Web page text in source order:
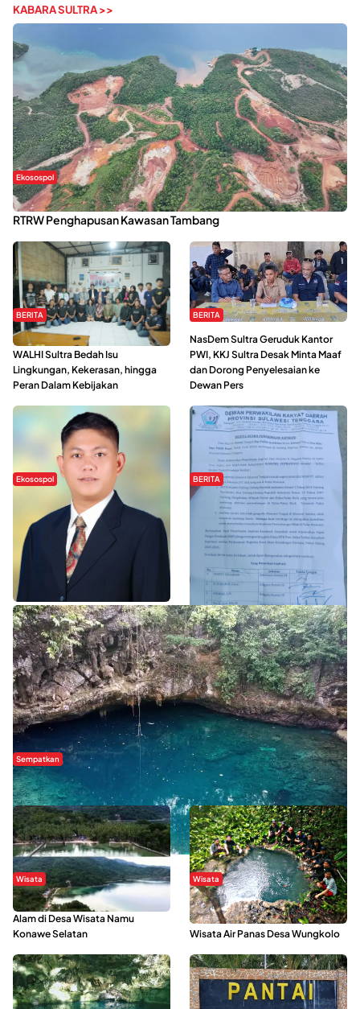
KABARA SULTRA >>
Ekosospol
Kabaena Menanti Kepastian Pemulihan Lingkungan Usai Revisi
RTRW Penghapusan Kawasan Tambang
BERITA
Refleksi Gerakan Perempuan,
WALHI Sultra Bedah Isu
Lingkungan, Kekerasan, hingga
Peran Dalam Kebijakan
BERITA
NasDem Sultra Geruduk Kantor
PWI, KKJ Sultra Desak Minta Maaf
dan Dorong Penyelesaian ke
Dewan Pers
Ekosospol
Slogan Pemberdayaan Lokal
Dinilai Hanya Pemanis, Tokoh
Pemuda Wilalang Kritik Dominasi
Orang Luar
BERITA
Hipmawani Bersama DPRD Sultra
Sepakati RDP Perihal IUP
Pertambangan di Pulau Wawonii
WISATA SULTRA >>
Sempatkan
Danau Rebi-Rebi, Pesona Alam Tersembunyi di Morowali
Wisata
Menikmati Suasana Keindahan
Alam di Desa Wisata Namu
Konawe Selatan
Wisata
Sering Menjadi Tempat Refreshing
Mahasiswa KKN, Yuk Kunjungi
Wisata Air Panas Desa Wungkolo